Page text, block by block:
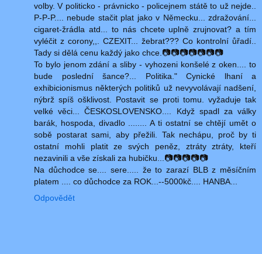
volby. V politicko - právnicko - policejnem státě to už nejde..
P-P-P.... nebude stačit plat jako v Německu... zdražování...
cigaret-žrádla atd... to nás chcete uplně zrujnovat? a tím
vyléčit z corony,,. CZEXIT... žebrat??? Co kontrolní ůřadí..
Tady si dělá cenu každý jako chce.📷📷📷📷📷📷📷
To bylo jenom zdání a sliby - vyhozeni konšelé z oken.... to
bude poslední šance?... Politika." Cynické lhaní a
exhibicionismus některých politiků už nevyvolávají nadšení,
nýbrž spíš ošklivost. Postavit se proti tomu. vyžaduje tak
velké věci... ČESKOSLOVENSKO.... Když spadl za války
barák, hospoda, divadlo ........ A ti ostatní se chtějí umět o
sobě postarat sami, aby přežili. Tak nechápu, proč by ti
ostatní mohli platit ze svých peněz, ztráty ztráty, kteří
nezavinili a vše získali za hubičku...📷📷📷📷📷
Na důchodce se.... sere..... že to zarazí BLB z měsíčním
platem .... co důchodce za ROK...--5000kč.... HANBA...
Odpovědět